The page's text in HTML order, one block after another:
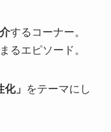
するコーナー。
るエピソード。
」
をテーマにし